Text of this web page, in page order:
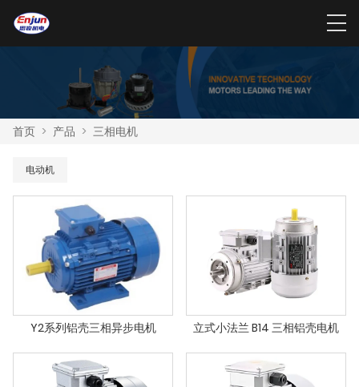
首页 > 产品 > 三相电机
电动机
Y2系列铝壳三相异步电机 立式小法兰 B14 三相铝壳电机